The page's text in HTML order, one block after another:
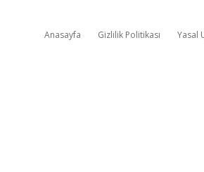
Anasayfa Gizlilik Politikası Yasal